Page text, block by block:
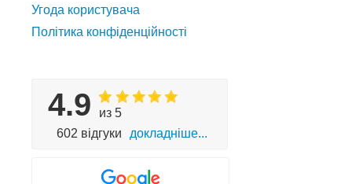
Угода користувача
Політика конфіденційності
4.9
из 5
602 відгуки
докладніше...